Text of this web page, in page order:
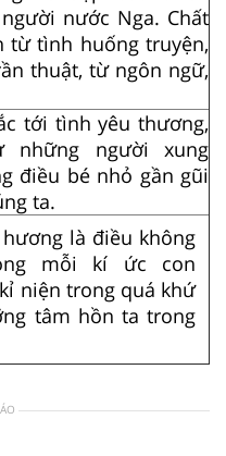
nước Nga. Chất
từ tình huống truyện,
thuật, từ ngôn ngữ,
tới tình yêu thương,
người xung
điều bé nhỏ gần gũi
ta.
là điều không
mỗi kí ức con
niện trong quá khứ
tâm hồn ta trong